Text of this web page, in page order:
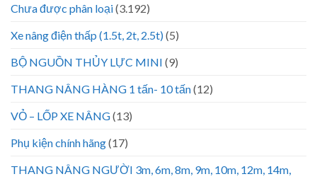
Chưa được phân loại(3.192)
Xe nâng điện thấp (1.5t, 2t, 2.5t)(5)
BỘ NGUỒN THỦY LỰC MINI (9)
THANG NÂNG HÀNG 1 tấn- 10 tấn(12)
VỎ – LỐP XE NÂNG(13)
Phụ kiện chính hãng(17)
THANG NÂNG NGƯỜI 3m, 6m, 8m, 9m, 10m, 12m, 14m,